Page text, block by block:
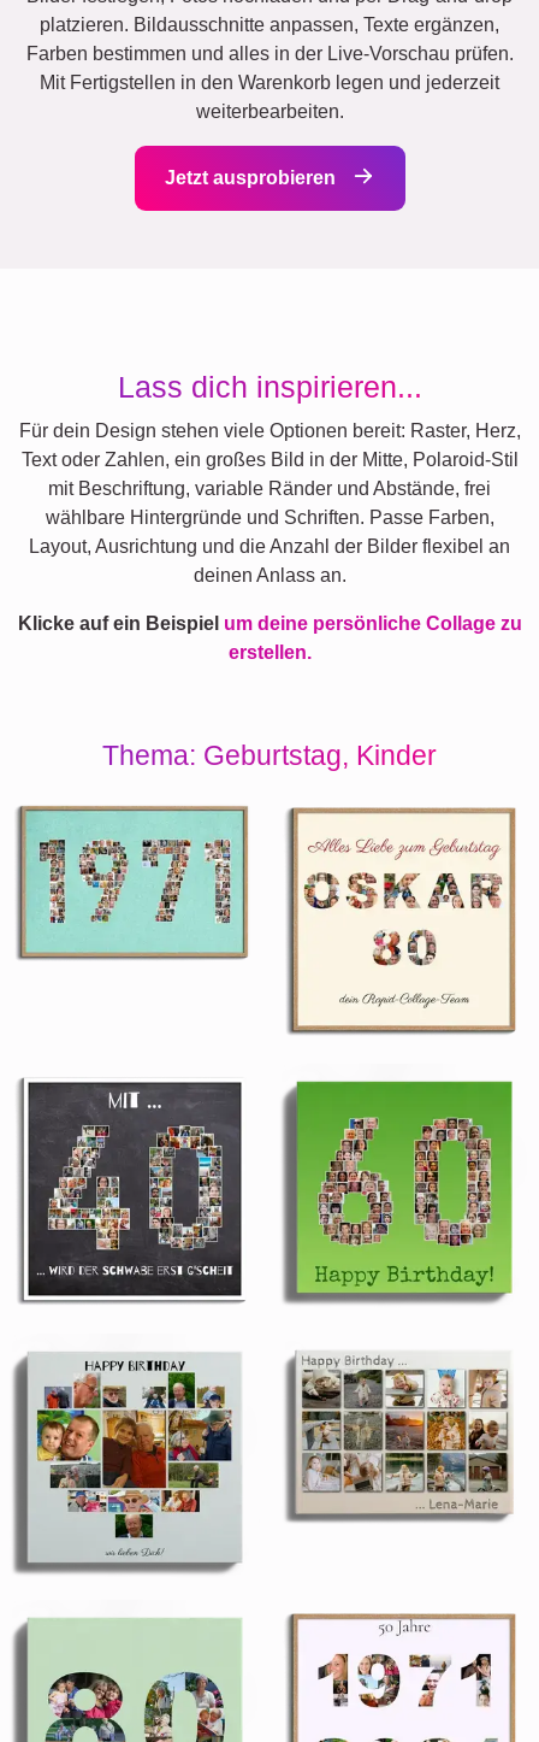
platzieren. Bildausschnitte anpassen, Texte ergänzen,
Farben bestimmen und alles in der Live-Vorschau prüfen.
Mit Fertigstellen in den Warenkorb legen und jederzeit
weiterbearbeiten.
Jetzt ausprobieren
Lass dich inspirieren...
Für dein Design stehen viele Optionen bereit: Raster, Herz,
Text oder Zahlen, ein großes Bild in der Mitte, Polaroid-Stil
mit Beschriftung, variable Ränder und Abstände, frei
wählbare Hintergründe und Schriften. Passe Farben,
Layout, Ausrichtung und die Anzahl der Bilder flexibel an
deinen Anlass an.
Klicke auf ein Beispiel um deine persönliche Collage zu
erstellen.
Thema: Geburtstag, Kinder